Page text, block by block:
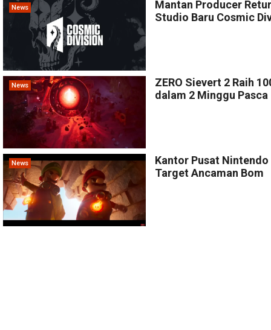
News
Mantan Producer
Studio Baru Cosmic
News
ZERO Sievert 2 Raih
dalam 2 Minggu Pasca
News
Kantor Pusat
Target Ancaman Bom